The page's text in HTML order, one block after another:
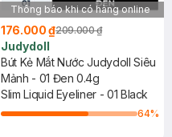
Thông báo khi có hàng online
176.000 ₫209.000 ₫
Judydoll
Bút Kẻ Mắt Nước Judydoll Siêu
Mảnh - 01 Đen 0.4g
Slim Liquid Eyeliner - 01 Black
64%